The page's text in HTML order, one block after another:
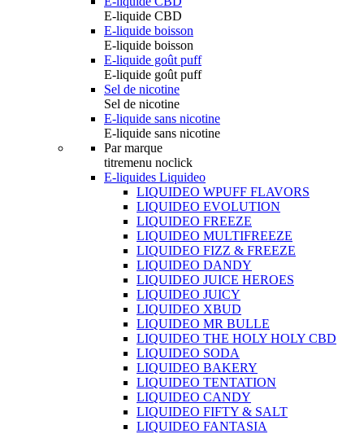
E-liquide CBD
E-liquide boisson
E-liquide boisson
E-liquide goût puff
E-liquide goût puff
Sel de nicotine
Sel de nicotine
E-liquide sans nicotine
E-liquide sans nicotine
Par marque
titremenu noclick
E-liquides Liquideo
LIQUIDEO WPUFF FLAVORS
LIQUIDEO EVOLUTION
LIQUIDEO FREEZE
LIQUIDEO MULTIFREEZE
LIQUIDEO FIZZ & FREEZE
LIQUIDEO DANDY
LIQUIDEO JUICE HEROES
LIQUIDEO JUICY
LIQUIDEO XBUD
LIQUIDEO MR BULLE
LIQUIDEO THE HOLY HOLY CBD
LIQUIDEO SODA
LIQUIDEO BAKERY
LIQUIDEO TENTATION
LIQUIDEO CANDY
LIQUIDEO FIFTY & SALT
LIQUIDEO FANTASIA